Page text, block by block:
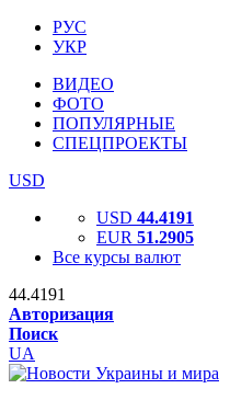
РУС
УКР
ВИДЕО
ФОТО
ПОПУЛЯРНЫЕ
СПЕЦПРОЕКТЫ
USD
USD 44.4191
EUR 51.2905
Все курсы валют
44.4191
Авторизация
Поиск
UA